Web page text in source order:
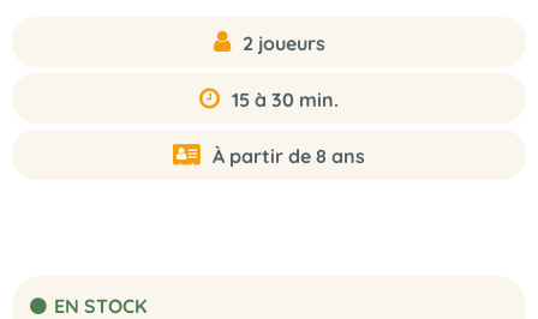
2 joueurs
15 à 30 min.
À partir de 8 ans
EN STOCK